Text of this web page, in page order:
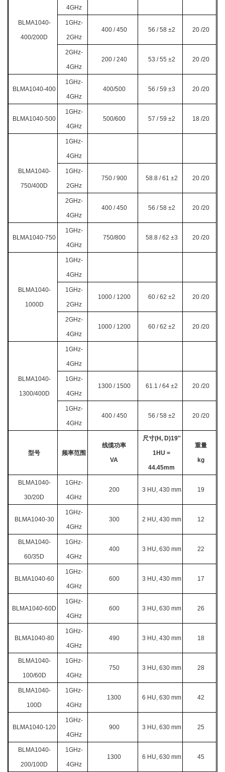
BLMA1040-
400/200D
4GHz
1GHz-
2GHz
400 / 450 56 / 58 ±2 20 /20
2GHz-
4GHz
200 / 240 53 / 55 ±2 20 /20
BLMA1040-400
1GHz-
4GHz
400/500 56 / 59 ±3 20 /20
BLMA1040-500
1GHz-
4GHz
500/600 57 / 59 ±2 18 /20
BLMA1040-
750/400D
1GHz-
4GHz
1GHz-
2GHz
750 / 900 58.8 / 61 ±2 20 /20
2GHz-
4GHz
400 / 450 56 / 58 ±2 20 /20
BLMA1040-750
1GHz-
4GHz
750/800 58.8 / 62 ±3 20 /20
BLMA1040-
1000D
1GHz-
4GHz
1GHz-
2GHz
1000 / 1200 60 / 62 ±2 20 /20
2GHz-
4GHz
1000 / 1200 60 / 62 ±2 20 /20
BLMA1040-
1300/400D
1GHz-
4GHz
1GHz-
4GHz
1300 / 1500 61.1 / 64 ±2 20 /20
1GHz-
4GHz
400 / 450 56 / 58 ±2 20 /20
型号 频率范围
线缆功率
VA
尺寸(H, D)19″
1HU =
44.45mm
重量
kg
BLMA1040-
30/20D
1GHz-
4GHz
200 3 HU, 430 mm 19
BLMA1040-30
1GHz-
4GHz
300 2 HU, 430 mm 12
BLMA1040-
60/35D
1GHz-
4GHz
400 3 HU, 630 mm 22
BLMA1040-60
1GHz-
4GHz
600 3 HU, 430 mm 17
BLMA1040-60D
1GHz-
4GHz
600 3 HU, 630 mm 26
BLMA1040-80
1GHz-
4GHz
490 3 HU, 430 mm 18
BLMA1040-
100/60D
1GHz-
4GHz
750 3 HU, 630 mm 28
BLMA1040-
100D
1GHz-
4GHz
1300 6 HU, 630 mm 42
BLMA1040-120
1GHz-
4GHz
900 3 HU, 630 mm 25
BLMA1040-
200/100D
1GHz-
4GHz
1300 6 HU, 630 mm 45